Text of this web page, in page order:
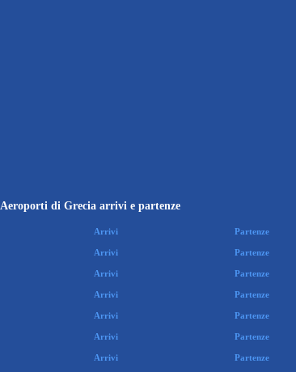
Aeroporti di Grecia arrivi e partenze
Arrivi Partenze
Arrivi Partenze
Arrivi Partenze
Arrivi Partenze
Arrivi Partenze
Arrivi Partenze
Arrivi Partenze